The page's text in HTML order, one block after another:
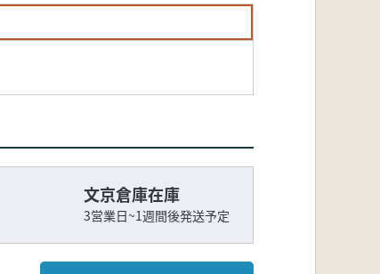
文京倉庫在庫
3営業日~1週間後発送予定